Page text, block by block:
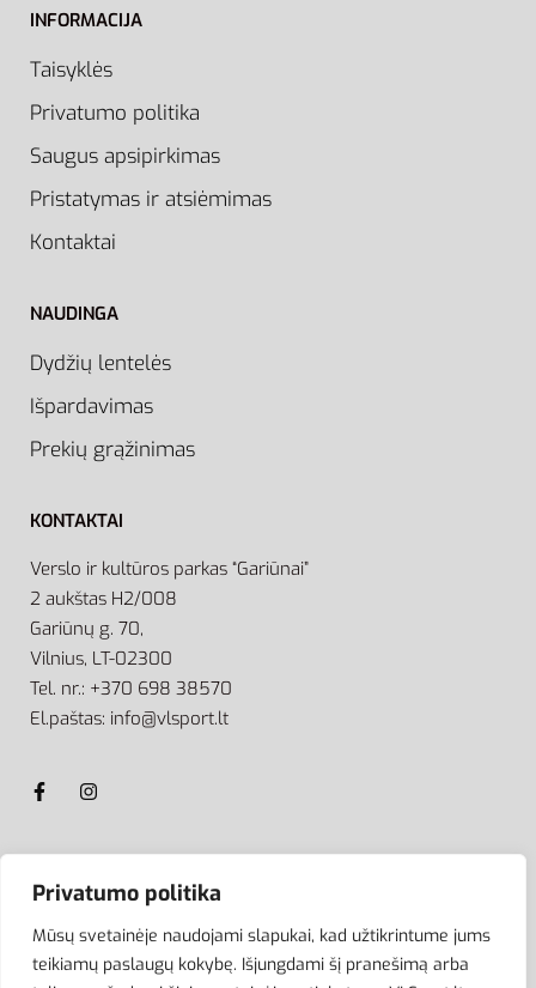
Privatumo politika
Mūsų svetainėje naudojami slapukai, kad užtikrintume jums
teikiamų paslaugų kokybę. Išjungdami šį pranešimą arba
INFORMACIJA
Taisyklės
Privatumo politika
Saugus apsipirkimas
Pristatymas ir atsiėmimas
Kontaktai
NAUDINGA
Dydžių lentelės
Išpardavimas
Prekių grąžinimas
KONTAKTAI
Verslo ir kultūros parkas “Gariūnai”
2 aukštas H2/008
Gariūnų g. 70,
Vilnius, LT-02300
Tel. nr.: +370 698 38570
El.paštas: info@vlsport.lt